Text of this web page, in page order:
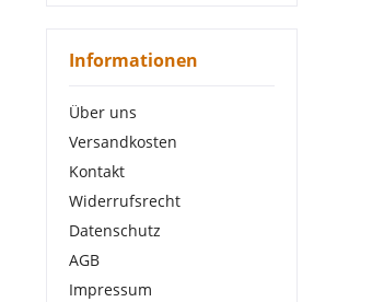
Informationen
Über uns
Versandkosten
Kontakt
Widerrufsrecht
Datenschutz
AGB
Impressum